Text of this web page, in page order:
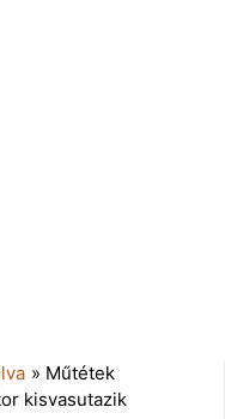
» Műtétek
kisvasutazik